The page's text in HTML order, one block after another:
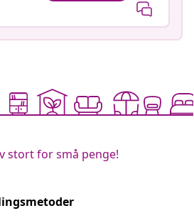
stort for små penge!